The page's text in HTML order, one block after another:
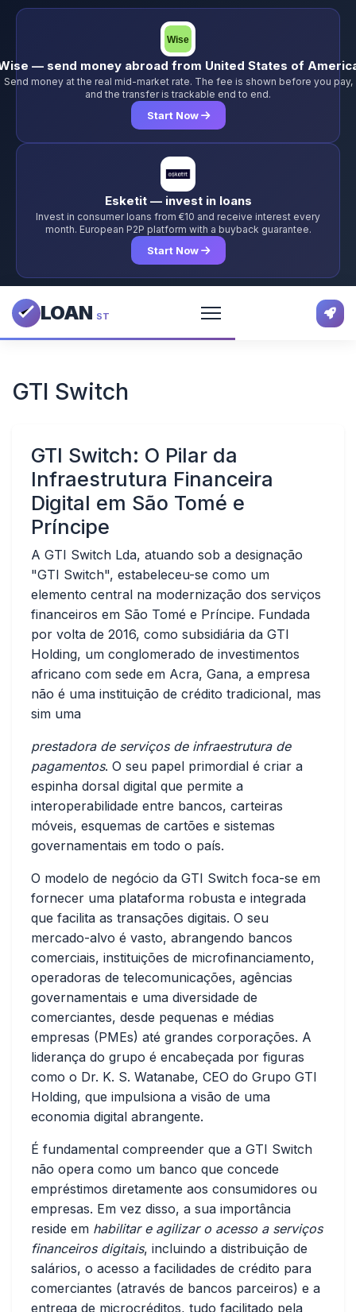
— send money abroad from United States of
Send money at the real mid-market rate. The fee is shown before you pay,
and the transfer is trackable end to end.
Start Now
Esketit — invest in loans
Invest in consumer loans from €10 and receive interest every
month. European P2P platform with a buyback guarantee.
Start Now
LOAN ST
GTI Switch
GTI Switch: O Pilar da
Infraestrutura Financeira
Digital em São Tomé e
Príncipe
A GTI Switch Lda, atuando sob a designação
"GTI Switch", estabeleceu-se como um
elemento central na modernização dos serviços
financeiros em São Tomé e Príncipe. Fundada
por volta de 2016, como subsidiária da GTI
Holding, um conglomerado de investimentos
africano com sede em Acra, Gana, a empresa
não é uma instituição de crédito tradicional, mas
sim uma
prestadora de serviços de infraestrutura de
pagamentos. O seu papel primordial é criar a
espinha dorsal digital que permite a
interoperabilidade entre bancos, carteiras
móveis, esquemas de cartões e sistemas
governamentais em todo o país.
O modelo de negócio da GTI Switch foca-se em
fornecer uma plataforma robusta e integrada
que facilita as transações digitais. O seu
mercado-alvo é vasto, abrangendo bancos
comerciais, instituições de microfinanciamento,
operadoras de telecomunicações, agências
governamentais e uma diversidade de
comerciantes, desde pequenas e médias
empresas (PMEs) até grandes corporações. A
liderança do grupo é encabeçada por figuras
como o Dr. K. S. Watanabe, CEO do Grupo GTI
Holding, que impulsiona a visão de uma
economia digital abrangente.
É fundamental compreender que a GTI Switch
não opera como um banco que concede
empréstimos diretamente aos consumidores ou
empresas. Em vez disso, a sua importância
reside em habilitar e agilizar o acesso a serviços
financeiros digitais, incluindo a distribuição de
salários, o acesso a facilidades de crédito para
comerciantes (através de bancos parceiros) e a
entrega de microcréditos, tudo facilitado pela